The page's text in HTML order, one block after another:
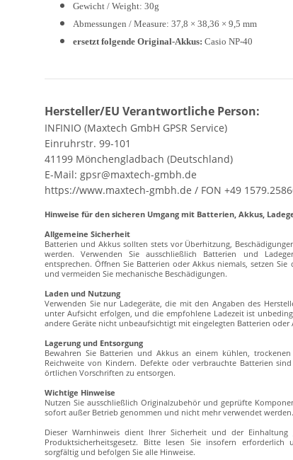
Gewicht / Weight: 30g
Abmessungen / Measure: 37,8 × 38,36 × 9,5 mm
ersetzt folgende Original-Akkus: Casio NP-40
Hersteller/EU Verantwortliche Person:
INFINIO (Maxtech GmbH GPSR Service)
Einruhrstr. 99-101
41199 Mönchengladbach (Deutschland)
E-Mail: gpsr@maxtech-gmbh.de
https://www.maxtech-gmbh.de / FON +49
Hinweise für den sicheren Umgang mit Batterien, Akkus,
Allgemeine Sicherheit
Batterien und Akkus sollten stets vor Überhitzung,
werden. Verwenden Sie ausschließlich Batterien und
entsprechen. Öffnen Sie Batterien oder Akkus niemals, setzen
und vermeiden Sie mechanische Beschädigungen.
Laden und Nutzung
Verwenden Sie nur Ladegeräte, die mit den Angaben des
unter Aufsicht erfolgen, und die empfohlene Ladezeit ist
andere Geräte nicht unbeaufsichtigt mit eingelegten Batterien
Lagerung und Entsorgung
Bewahren Sie Batterien und Akkus an einem kühlen,
Reichweite von Kindern. Defekte oder verbrauchte Batterien
örtlichen Vorschriften zu entsorgen.
Wichtige Hinweise
Nutzen Sie ausschließlich Originalzubehör und geprüfte
sofort außer Betrieb genommen und nicht mehr verwendet werden.
Dieser Warnhinweis dient Ihrer Sicherheit und der Einhaltung
Produktsicherheitsgesetz. Bitte lesen Sie insofern erforderlich
sorgfältig und befolgen Sie alle Hinweise.